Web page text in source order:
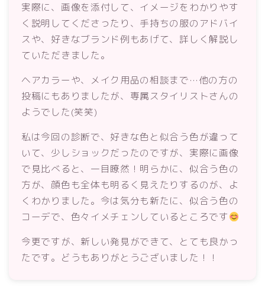
実際に、画像を添付して、イメージをわかりやす
く説明してくださったり、手持ちの服のアドバイ
スや、好きなブランド例もあげて、詳しく解説し
ていただきました。
ヘアカラーや、メイク用品の相談まで…他の方の
投稿にもありましたが、専属スタイリストさんの
ようでした(笑笑)
私は今回の診断で、好きな色と似合う色が違って
いて、少しショックだったのですが、実際に画像
で見比べると、一目瞭然！明らかに、似合う色の
方が、顔色も全体も明るく見えたりするのが、よ
くわかりました。今は気分も新たに、似合う色の
コーデで、色々イメチェンしているところです
今更ですが、新しい発見ができて、とても良かっ
たです。どうもありがとうございました！！